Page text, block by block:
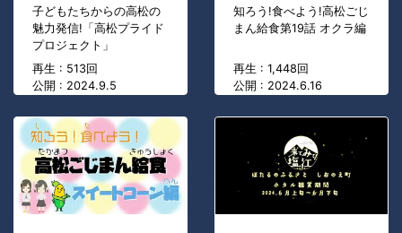
子どもたちからの高松の
魅力発信!「高松プライド
プロジェクト」
再生 : 513回
公開 : 2024.9.5
知ろう!食べよう!高松ごじ
まん給食第19話 オクラ編
再生 : 1,448回
公開 : 2024.6.16